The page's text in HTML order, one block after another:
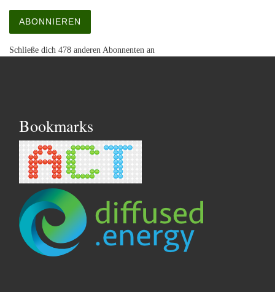
ABONNIEREN
Schließe dich 478 anderen Abonnenten an
Bookmarks